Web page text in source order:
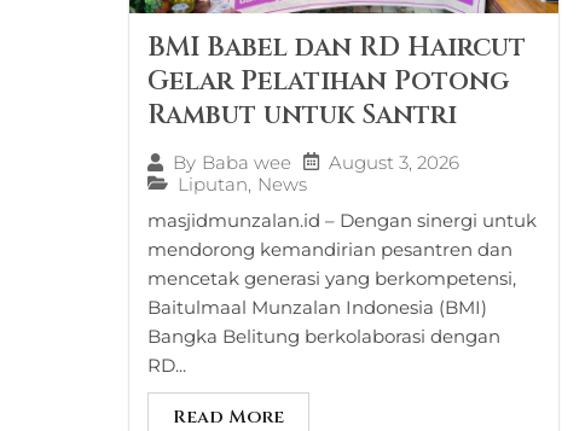
BMI Babel dan RD Haircut
Gelar Pelatihan Potong
Rambut untuk Santri
By Baba wee
August 3, 2026
Liputan News
masjidmunzalan.id – Dengan sinergi untuk
mendorong kemandirian pesantren dan
mencetak generasi yang berkompetensi,
Baitulmaal Munzalan Indonesia (BMI)
Bangka Belitung berkolaborasi dengan
RD...
Read More